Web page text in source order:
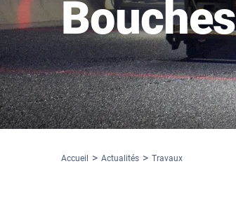
Accueil Actualités Travaux